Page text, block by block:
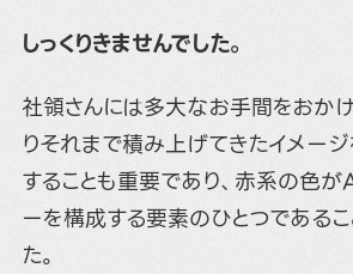
しっくりきませんでした。
社領さんには多大なお手間をおか
りそれまで積み上げてきたイメー
することも重要であり、赤系の色
ーを構成する要素のひとつである
た。